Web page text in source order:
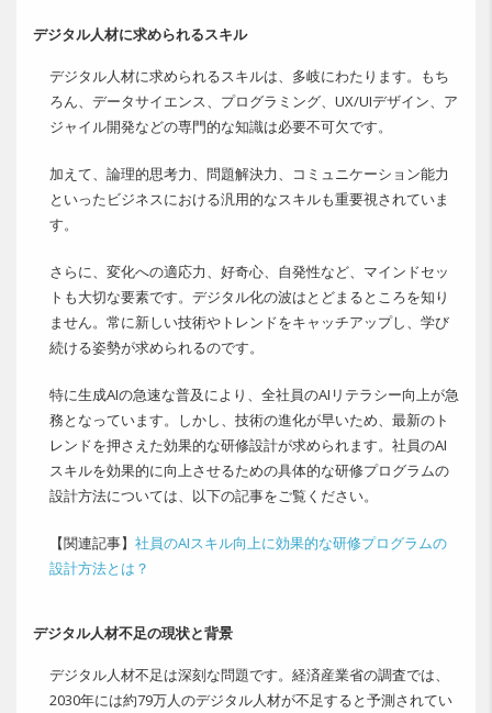
デジタル人材に求められるスキル
デジタル人材に求められるスキルは、多岐にわたります。もち
ろん、データサイエンス、プログラミング、UX/UIデザイン、ア
ジャイル開発などの専門的な知識は必要不可欠です。
加えて、論理的思考力、問題解決力、コミュニケーション能力
といったビジネスにおける汎用的なスキルも重要視されていま
す。
さらに、変化への適応力、好奇心、自発性など、マインドセッ
トも大切な要素です。デジタル化の波はとどまるところを知り
ません。常に新しい技術やトレンドをキャッチアップし、学び
続ける姿勢が求められるのです。
特に生成AIの急速な普及により、全社員のAIリテラシー向上が急
務となっています。しかし、技術の進化が早いため、最新のト
レンドを押さえた効果的な研修設計が求められます。社員のAI
スキルを効果的に向上させるための具体的な研修プログラムの
設計方法については、以下の記事をご覧ください。
【関連記事】 社員のAIスキル向上に効果的な研修プログラムの
設計方法とは？
デジタル人材不足の現状と背景
デジタル人材不足は深刻な問題です。経済産業省の調査では、
2030年には約79万人のデジタル人材が不足すると予測されてい